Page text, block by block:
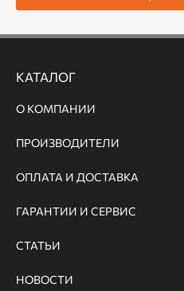
КАТАЛОГ
О КОМПАНИИ
ПРОИЗВОДИТЕЛИ
ОПЛАТА И ДОСТАВКА
ГАРАНТИИ И СЕРВИС
СТАТЬИ
НОВОСТИ